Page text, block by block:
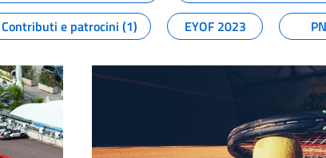
Contributi e patrocini (1) EYOF 2023